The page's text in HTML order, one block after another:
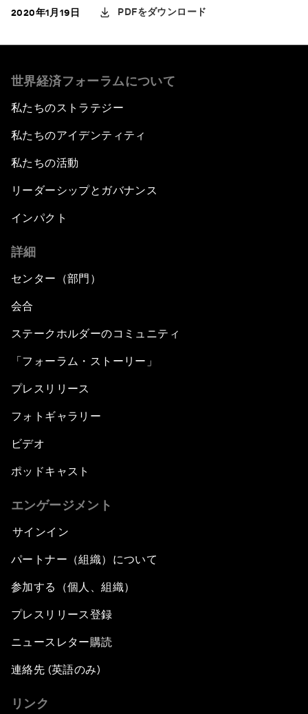
broader global economic growth agenda.
2020年1月19日 PDFをダウンロード
世界経済フォーラムについて
私たちのストラテジー
私たちのアイデンティティ
私たちの活動
リーダーシップとガバナンス
インパクト
詳細
センター（部門）
会合
ステークホルダーのコミュニティ
「フォーラム・ストーリー」
プレスリリース
フォトギャラリー
ビデオ
ポッドキャスト
エンゲージメント
サインイン
パートナー（組織）について
参加する（個人、組織）
プレスリリース登録
ニュースレター購読
連絡先 (英語のみ)
リンク